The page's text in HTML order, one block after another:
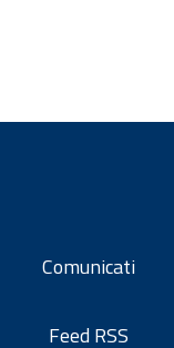
Comunicati
Feed RSS